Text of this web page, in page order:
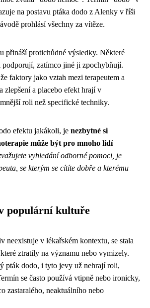
na postavu ptáka dodo z Alenky v říši
prohlásí všechny za vítěze.
přináší protichůdné výsledky. Některé
podporují, zatímco jiné ji zpochybňují.
faktory jako vztah mezi terapeutem a
zlepšení a placebo efekt hrají v
roli než specifické techniky.
efektu jakákoli, je nezbytné si
může být pro mnoho lidí
vyhledání odborné pomoci, je
se kterým se cítíte dobře a kterému
populární kultuře
neexistuje v lékařském kontextu, se stala
ztratily na významu nebo vymizely.
pták dodo, i tyto jevy už nehrají roli,
se často používá vtipně nebo ironicky,
zastaralého, neaktuálního nebo